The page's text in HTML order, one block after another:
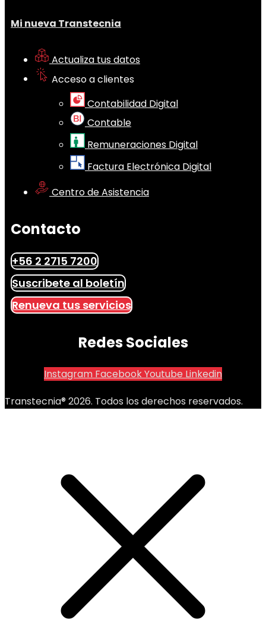
Mi nueva Transtecnia
Actualiza tus datos
Acceso a clientes
Contabilidad Digital
Contable
Remuneraciones Digital
Factura Electrónica Digital
Centro de Asistencia
Contacto
+56 2 2715 7200
Suscribete al boletín
Renueva tus servicios
Redes Sociales
Instagram FacebookYoutube Linkedin
Transtecnia® 2026. Todos los derechos reservados.